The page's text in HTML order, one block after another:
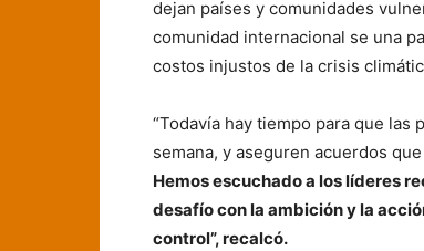
dejan países y comunidades
comunidad internacional se una
costos injustos de la crisis
“Todavía hay tiempo para que
semana, y aseguren acuerdos
Hemos escuchado a los líderes
desafío con la ambición y la
control”, recalcó.